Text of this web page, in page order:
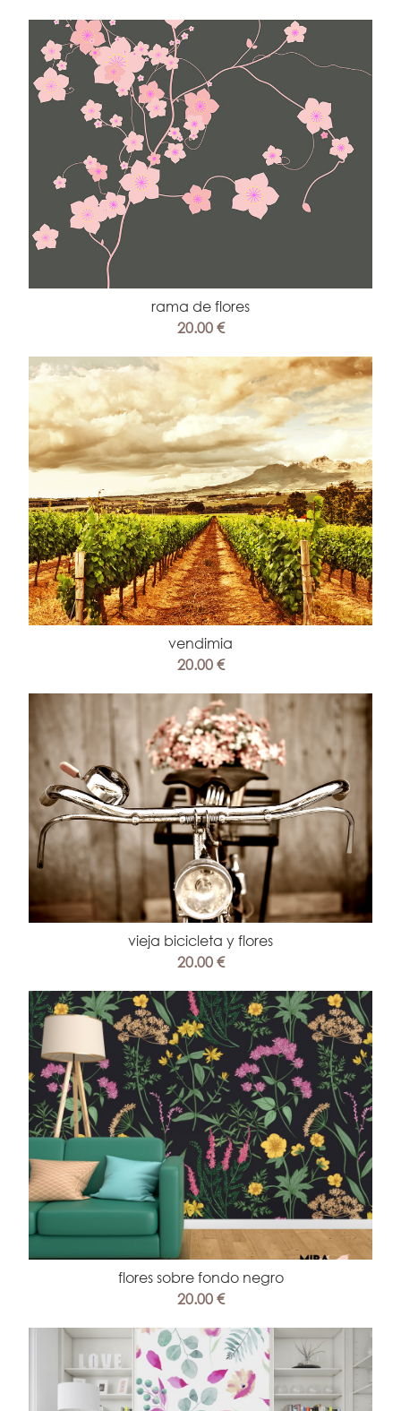
rama de flores
20.00 €
vendimia
20.00 €
vieja bicicleta y flores
20.00 €
flores sobre fondo negro
20.00 €